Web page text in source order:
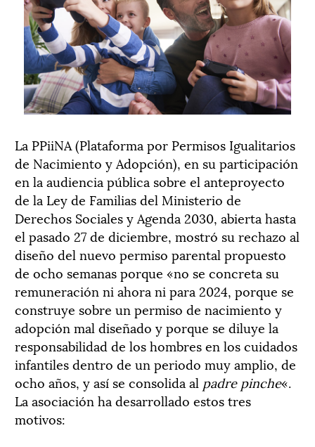
La PPiiNA (Plataforma por Permisos Igualitarios
de Nacimiento y Adopción), en su participación
en la audiencia pública sobre el anteproyecto
de la Ley de Familias del Ministerio de
Derechos Sociales y Agenda 2030, abierta hasta
el pasado 27 de diciembre, mostró su rechazo al
diseño del nuevo permiso parental propuesto
de ocho semanas porque «no se concreta su
remuneración ni ahora ni para 2024, porque se
construye sobre un permiso de nacimiento y
adopción mal diseñado y porque se diluye la
responsabilidad de los hombres en los cuidados
infantiles dentro de un periodo muy amplio, de
ocho años, y así se consolida al padre pinche«.
La asociación ha desarrollado estos tres
motivos: